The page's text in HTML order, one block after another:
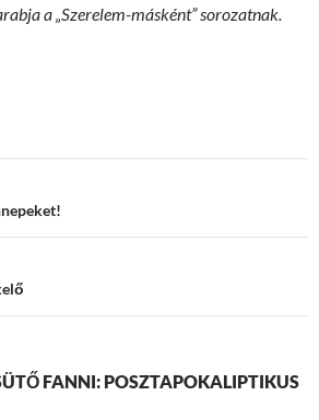
a „Szerelem-másként” sorozatnak.
FANNI: POSZTAPOKALIPTIKUS